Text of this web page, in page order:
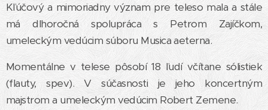
Kľúčový a mimoriadny význam pre teleso mala a stále
má dlhoročná spolupráca s Petrom Zajíčkom,
umeleckým vedúcim súboru Musica aeterna.
Momentálne v telese pôsobí 18 ľudí včítane sólistiek
(flauty, spev). V súčasnosti je jeho koncertným
majstrom a umeleckým vedúcim Robert Zemene.